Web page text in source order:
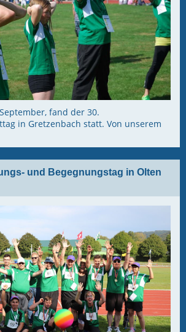
fand der 30.
in Gretzenbach statt. Von unserem
und Begegnungstag in Olten